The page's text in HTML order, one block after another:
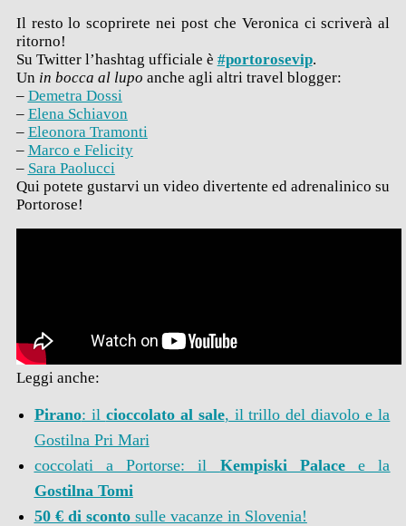
Il resto lo scoprirete nei post che Veronica ci scriverà al
ritorno!
Su Twitter l’hashtag ufficiale è #portorosevip.
Un in bocca al lupo anche agli altri travel blogger:
– Demetra Dossi
– Elena Schiavon
– Eleonora Tramonti
– Marco e Felicity
– Sara Paolucci
Qui potete gustarvi un video divertente ed adrenalinico su
Portorose!
Leggi anche:
Pirano: il cioccolato al sale, il trillo del diavolo e la
Gostilna Pri Mari
coccolati a Portorse: il Kempiski Palacee la
Gostilna Tomi
50 € di scontosulle vacanze in Slovenia!